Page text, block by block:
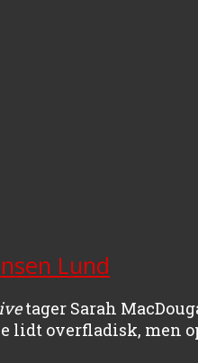
Lund
tager Sarah
lidt overfladisk, men